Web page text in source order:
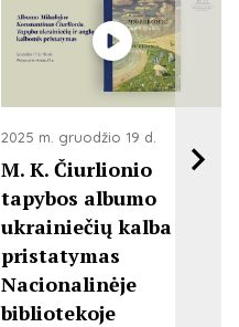
2025 m. gruodžio 19 d.
M. K. Čiurlionio
tapybos albumo
ukrainiečių kalba
pristatymas
Nacionalinėje
bibliotekoje